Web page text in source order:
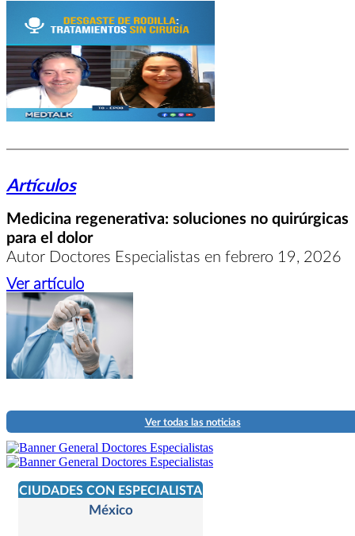
Artículos
Medicina regenerativa: soluciones no quirúrgicas
para el dolor
Autor Doctores Especialistas en febrero 19, 2026
Ver artículo
Ver todas las noticias
CIUDADES CON ESPECIALISTA
México